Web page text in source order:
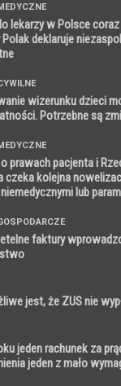
lekarzy w Polsce
deklaruje
wizerunku dzieci
Potrzebne są
prawach pacjenta i
czeka kolejna
lub
faktury
jest, że ZUS nie
jeden rachunek za
jeden z mało